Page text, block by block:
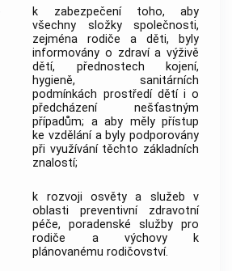
k zabezpečení toho, aby
všechny složky společnosti,
zejména rodiče a děti, byly
informovány o zdraví a výživě
dětí, přednostech kojení,
hygieně, sanitárních
podmínkách prostředí dětí i o
předcházení nešťastným
případům; a aby měly přístup
ke vzdělání a byly podporovány
při využívání těchto základních
znalostí;
k rozvoji osvěty a služeb v
oblasti preventivní zdravotní
péče, poradenské služby pro
rodiče a výchovy k
plánovanému rodičovství.